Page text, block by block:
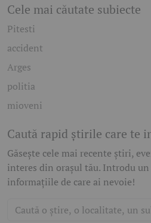
Cele mai căutate subiecte
Pitesti
accident
Arges
politia
mioveni
Caută rapid știrile care te
Găsește cele mai recente știri,
interes din orașul tău. Introdu un
informațiile de care ai nevoie!